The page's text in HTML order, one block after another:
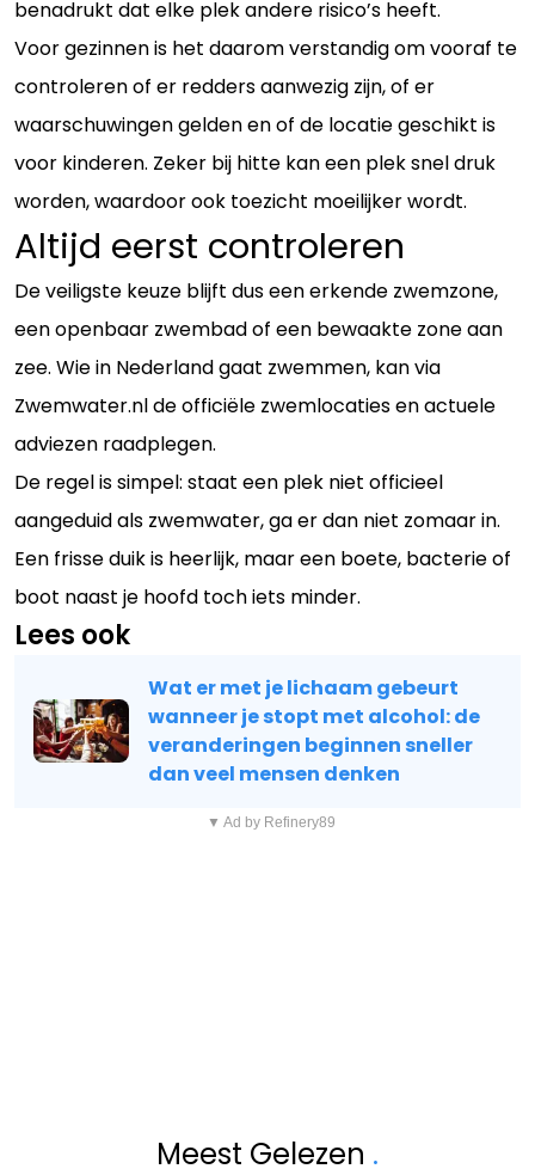
benadrukt dat elke plek andere risico’s heeft.
Voor gezinnen is het daarom verstandig om vooraf te
controleren of er redders aanwezig zijn, of er
waarschuwingen gelden en of de locatie geschikt is
voor kinderen. Zeker bij hitte kan een plek snel druk
worden, waardoor ook toezicht moeilijker wordt.
Altijd eerst controleren
De veiligste keuze blijft dus een erkende zwemzone,
een openbaar zwembad of een bewaakte zone aan
zee. Wie in Nederland gaat zwemmen, kan via
Zwemwater.nl de officiële zwemlocaties en actuele
adviezen raadplegen.
De regel is simpel: staat een plek niet officieel
aangeduid als zwemwater, ga er dan niet zomaar in.
Een frisse duik is heerlijk, maar een boete, bacterie of
boot naast je hoofd toch iets minder.
Lees ook
Wat er met je lichaam gebeurt
wanneer je stopt met alcohol: de
veranderingen beginnen sneller
dan veel mensen denken
▼ Ad by Refinery89
Meest Gelezen .